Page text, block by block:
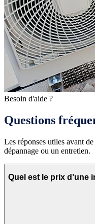
Besoin d'aide ?
Questions
Les réponses utiles avant
dépannage ou un entretien.
Quel est le prix d’une